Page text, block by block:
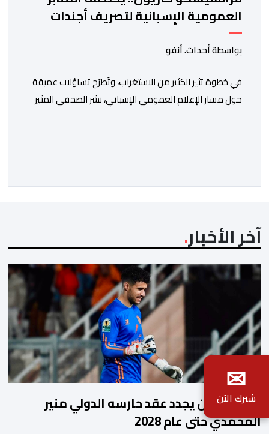
العمومية الإسبانية لتصريف أجندات
معادية للمغرب
بواسطة أحداث. أنفو
في خطوة تثير الكثير من الاستغراب، وتَطرَح تساؤلات عميقة
حول مسار الإعلام العمومي الإسباني، نشر الصحفي المثير
الاجتماعية”، يُمثِّل خروجاً غير مألوف عن الخط التحريري
آخر الأخبار
نهضة بركان يجدد عقد حارسه الدولي منير
المحمدي حتى عام 2028
✉
شترك الآن